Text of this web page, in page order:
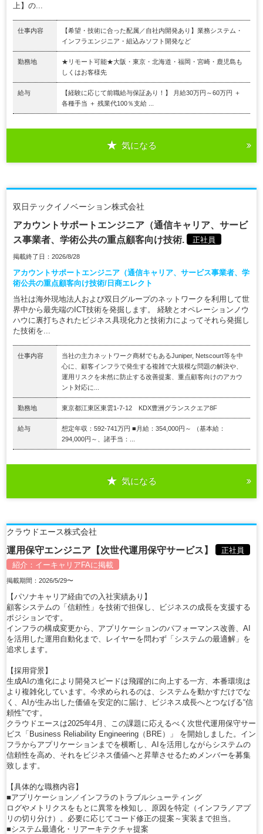
上】の...
仕事内容
【希望・技術に合った配属／自社内開発あり】業務システム・
インフラエンジニア・組込みソフト開発など
勤務地
★リモート可能★大阪・東京・北海道・福岡・宮崎・鹿児島も
しくはお客様先
給与
【経験に応じて前職給与保証あり！】 月給30万円～60万円 ＋
各種手当 ＋ 残業代100％支給 ...
気になる
双日テックイノベーション株式会社
アカウントサポートエンジニア（通信キャリア、サービ
ス事業者、学術公共の重点顧客向け技術.
正社員
掲載終了日：2026/8/28
アカウントサポートエンジニア（通信キャリア、サービス事業者、学
術公共の重点顧客向け技術/日商エレクト
当社は海外現地法人および双日グループのネットワークを利用して世
界中から最先端のICT技術を発掘します。 経験とオペレーションノウ
ハウに裏打ちされたビジネス具現化力と技術力によってそれら発掘し
た技術を...
仕事内容
当社の主力ネットワーク商材でもあるJuniper, Netscourt等を中
心に、顧客インフラで発生する複雑で大規模な問題の解決や、
運用リスクを未然に防止する改善提案、重点顧客向けのアカウ
ント対応に...
勤務地 東京都江東区東雲1-7-12 KDX豊洲グランスクエア8F
給与
想定年収：592-741万円 ■月給：354,000円～ （基本給：
294,000円～、諸手当：...
気になる
クラウドエース株式会社
運用保守エンジニア【次世代運用保守サービス】
正社員
紹介： イーキャリアFAに掲載
掲載期間：2026/5/29〜
【パソナキャリア経由での入社実績あり】
顧客システムの「信頼性」を技術で担保し、ビジネスの成長を支援する
ポジションです。
インフラの構成変更から、アプリケーションのパフォーマンス改善、AI
を活用した運用自動化まで、レイヤーを問わず「システムの最適解」を
追求します。
【採用背景】
生成AIの進化により開発スピードは飛躍的に向上する一方、本番環境は
より複雑化しています。今求められるのは、システムを動かすだけでな
く、AIが生み出した価値を安定的に届け、ビジネス成長へとつなげる“信
頼性”です。
クラウドエースは2025年4月、この課題に応えるべく次世代運用保守サー
ビス「Business Reliability Engineering（BRE）」 を開始しました。イン
フラからアプリケーションまでを横断し、AIを活用しながらシステムの
信頼性を高め、それをビジネス価値へと昇華させるためメンバーを募集
致します。
【具体的な職務内容】
■アプリケーション／インフラのトラブルシューティング
ログやメトリクスをもとに異常を検知し、原因を特定（インフラ／アプ
リの切り分け）。必要に応じてコード修正の提案～実装まで担当。
■システム最適化・リアーキテクチャ提案